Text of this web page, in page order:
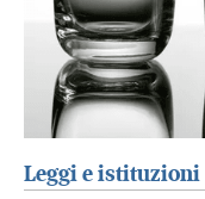
Leggi e istituzioni